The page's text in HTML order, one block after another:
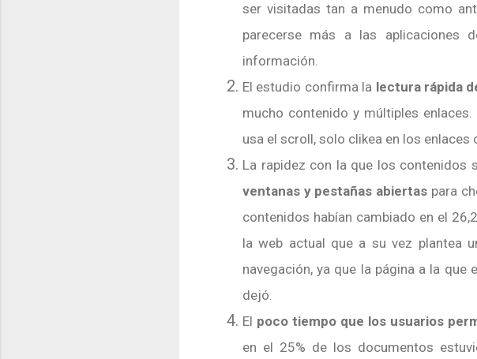
ser visitadas tan a menudo como
parecerse más a las aplicaciones
información.
El estudio confirma la lectura rápida
mucho contenido y múltiples
usa el scroll, solo clikea en los
La rapidez con la que los contenidos
ventanas y pestañas abiertas para
contenidos habían cambiado en el
la web actual que a su vez plantea
navegación, ya que la página a la
dejó.
El poco tiempo que los usuarios
en el 25% de los documentos